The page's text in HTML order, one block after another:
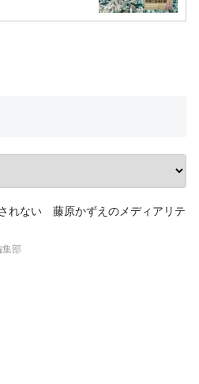
れない 藤原かずえのメディアリテ
集部